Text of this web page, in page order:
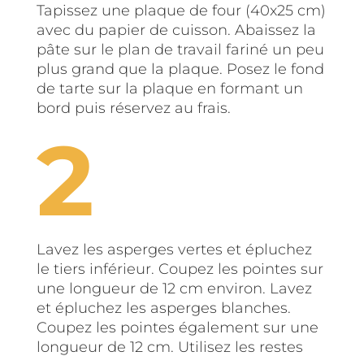
Tapissez une plaque de four (40x25 cm)
avec du papier de cuisson. Abaissez la
pâte sur le plan de travail fariné un peu
plus grand que la plaque. Posez le fond
de tarte sur la plaque en formant un
bord puis réservez au frais.
Lavez les asperges vertes et épluchez
le tiers inférieur. Coupez les pointes sur
une longueur de 12 cm environ. Lavez
et épluchez les asperges blanches.
Coupez les pointes également sur une
longueur de 12 cm. Utilisez les restes